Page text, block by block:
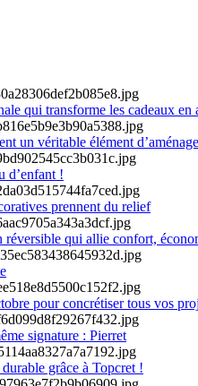
qui transforme les cadeaux en
un véritable élément
d’enfant !
prennent du relief
réversible qui allie confort,
pour concrétiser tous vos
signature : Pierret
grâce à Topcret !